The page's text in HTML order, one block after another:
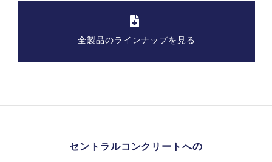
全製品のラインナップを見る
セントラルコンクリートへの